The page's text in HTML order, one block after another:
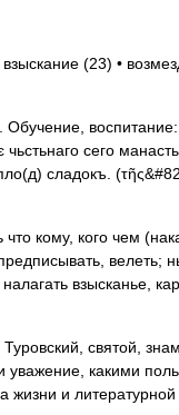
(23) •
воспитание:
чьстьнаго сего
сладокъ.
кому, кого чем
велеть;
взысканье,
святой,
какими
жизни и